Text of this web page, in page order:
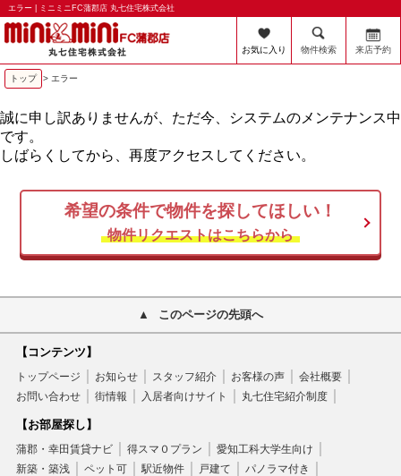
エラー | ミニミニFC蒲郡店 丸七住宅株式会社
お気に入り 物件検索 来店予約
トップ > エラー
誠に申し訳ありませんが、ただ今、システムのメンテナンス中
です。
しばらくしてから、再度アクセスしてください。
希望の条件で物件を探してほしい！
物件リクエストはこちらから
このページの先頭へ
【コンテンツ】
トップページ お知らせ スタッフ紹介 お客様の声
会社概要
お問い合わせ
街情報 入居者向けサイト 丸七住宅紹介制度
【お部屋探し】
蒲郡・幸田賃貸ナビ 得スマ０プラン
愛知工科大学生向け
新築・築浅
ペット可 駅近物件 戸建て パノラマ付き